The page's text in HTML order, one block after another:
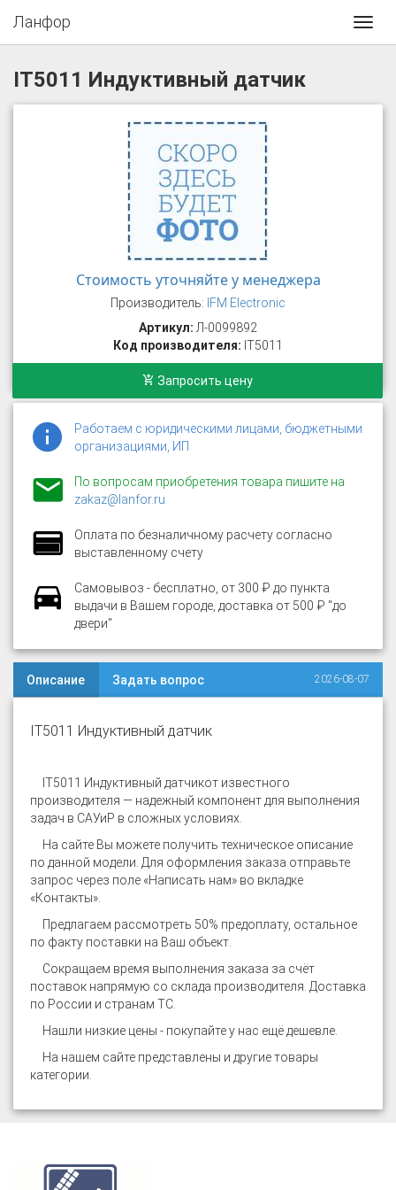
Ланфор
IT5011 Индуктивный датчик
Стоимость уточняйте у менеджера
Производитель: IFM Electronic
Артикул: Л-0099892
Код производителя: IT5011
Запросить цену
Работаем с юридическими лицами, бюджетными
организациями, ИП
По вопросам приобретения товара пишите на
zakaz@lanfor.ru
Оплата по безналичному расчету согласно
выставленному счету
Самовывоз - бесплатно, от 300 ₽ до пункта
выдачи в Вашем городе, доставка от 500 ₽ "до
двери"
Описание Задать вопрос 2026-08-07
IT5011 Индуктивный датчик
IT5011 Индуктивный датчикот известного
производителя — надежный компонент для выполнения
задач в САУиР в сложных условиях.
На сайте Вы можете получить техническое описание
по данной модели. Для оформления заказа отправьте
запрос через поле «Написать нам» во вкладке
«Контакты».
Предлагаем рассмотреть 50% предоплату, остальное
по факту поставки на Ваш объект.
Сокращаем время выполнения заказа за счёт
поставок напрямую со склада производителя. Доставка
по России и странам ТС.
Нашли низкие цены - покупайте у нас ещё дешевле.
На нашем сайте представлены и другие товары
категории